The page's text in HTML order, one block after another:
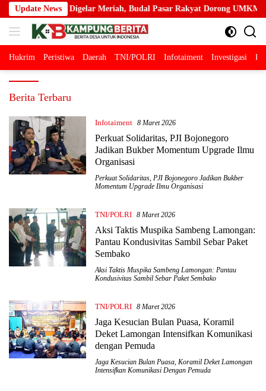
Langsung
ke
konten
Update News
Meriah, Budal Pasar Rakyat Dorong UMKM dan Semangat
Hukrim Peristiwa Daerah TNI/POLRI Infotaiment Investigasi
kampungberita.com
Berita Terbaru
Infotaiment 8 Maret 2026
Perkuat Solidaritas, PJI Bojonegoro
Jadikan Bukber Momentum Upgrade Ilmu
Organisasi
Perkuat Solidaritas, PJI Bojonegoro Jadikan Bukber
Momentum Upgrade Ilmu Organisasi
TNI/POLRI 8 Maret 2026
Aksi Taktis Muspika Sambeng Lamongan:
Pantau Kondusivitas Sambil Sebar Paket
Sembako
Aksi Taktis Muspika Sambeng Lamongan: Pantau
Kondusivitas Sambil Sebar Paket Sembako
TNI/POLRI 8 Maret 2026
Jaga Kesucian Bulan Puasa, Koramil
Deket Lamongan Intensifkan Komunikasi
dengan Pemuda
Jaga Kesucian Bulan Puasa, Koramil Deket Lamongan
Intensifkan Komunikasi Dengan Pemuda